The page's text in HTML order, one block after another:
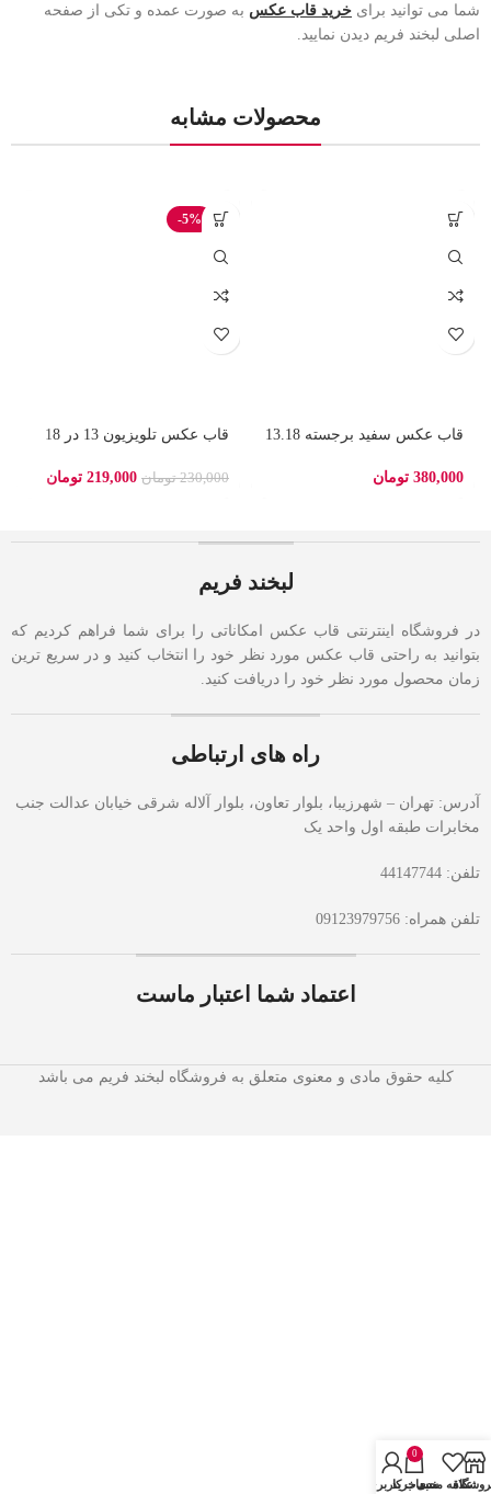
شما می توانید برای خرید قاب عکس به صورت عمده و تکی از صفحه
اصلی لبخند فریم دیدن نمایید.
محصولات مشابه
قاب عکس سفید برجسته 13.18
380,000 تومان
-5%
قاب عکس تلویزیون 13 در 18
230,000 تومان 219,000 تومان
لبخند فریم
در فروشگاه اینترنتی قاب عکس امکاناتی را برای شما فراهم کردیم که
بتوانید به راحتی قاب عکس مورد نظر خود را انتخاب کنید و در سریع ترین
زمان محصول مورد نظر خود را دریافت کنید.
راه های ارتباطی
آدرس: تهران – شهرزیبا، بلوار تعاون، بلوار آلاله شرقی خیابان عدالت جنب
مخابرات طبقه اول واحد یک
تلفن: 44147744
تلفن همراه: 09123979756
اعتماد شما اعتبار ماست
کلیه حقوق مادی و معنوی متعلق به فروشگاه لبخند فریم می باشد
علاقه مندی
0
سبد خرید
حساب کاربری من